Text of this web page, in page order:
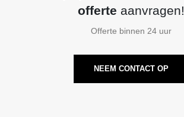
offerte aanvragen!
Offerte binnen 24 uur
NEEM CONTACT OP